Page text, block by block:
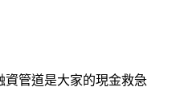
資管道是大家的現金救急